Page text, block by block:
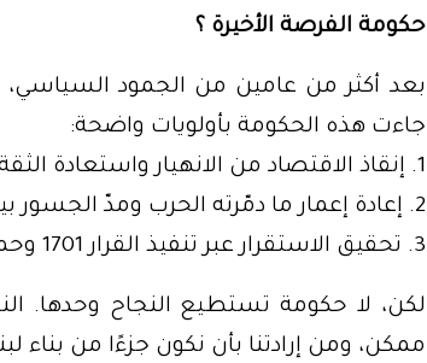
حكومة الفرصة الأخيرة ؟
جاءت هذه الحكومة بأولويات واضحة:
1. إنقاذ الاقتصاد من الانهيار واستعادة الثقة الدولية.
2. إعادة إعمار ما دمّرته الحرب ومدّ الجسور بين أبناء الوطن الواحد.
3. تحقيق الاستقرار عبر تنفيذ القرار 1701 وحماية السيادة اللبنانية.
لكن، لا حكومة تستطيع النجاح وحدها.
ممكن، ومن إرادتنا بأن نكون جزءًا من بناء